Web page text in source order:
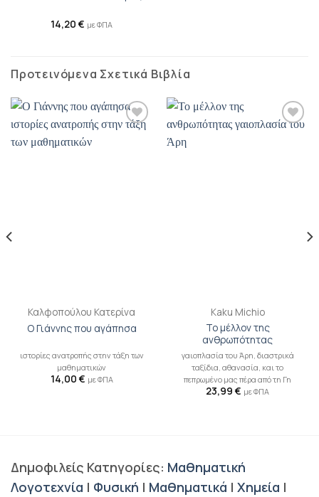
14,20 € με ΦΠΑ
Προτεινόμενα Σχετικά Βιβλία
Προσθήκη
Καλφοπούλου Κατερίνα
Ο Γιάννης που αγάπησα
ιστορίες ανατροπής στην τάξη των
μαθηματικών
14,00 € με ΦΠΑ
Kaku Michio
Το μέλλον της
ανθρωπότητας
γαιοπλασία του Άρη, διαστρικά
ταξίδια, αθανασία, και το
πεπρωμένο μας πέρα από τη Γη
23,99 € με ΦΠΑ
Δημοφιλείς Κατηγορίες: Μαθηματική
Λογοτεχνία | Φυσική | Μαθηματικά | Χημεία |